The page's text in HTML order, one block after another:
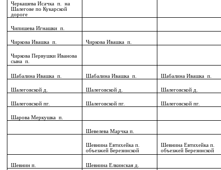
Черкашева Исачка п.
на
Шалегове по Кукарской
дороге
Чипишева Игнашки п.
Чиркова Ивашка п. Чиркова Ивашка п.
Чиркова Первушки Иванова
сына п.
Шабалина Ивашка п. Шабалина Ивашка п. Шабалина Ивашка п.
Шалеговской д. Шалеговской д. Шалеговской д.
Шалеговской пг. Шалеговской пг. Шалеговской пг.
Шарова Меркушка п.
Шевелева Марчка п.
Шевнина Евтихейка п.
объезжей Березинской
Шевнина Евтихейка п.
объезжей Березинской
Шевнин п. Шевнина Елкинская д.